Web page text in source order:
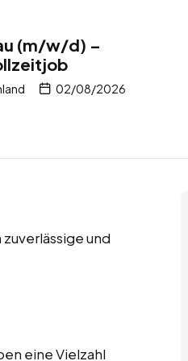
(m/w/d) –
02/08/2026
und
eine Vielzahl